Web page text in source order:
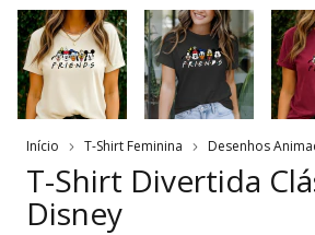
Início T-Shirt Feminina Desenhos
T-Shirt Divertida
Disney